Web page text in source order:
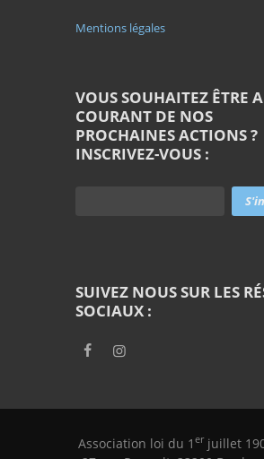
Mentions légales
VOUS SOUHAITEZ ÊTRE
COURANT DE NOS
PROCHAINES ACTIONS ?
INSCRIVEZ-VOUS :
SUIVEZ NOUS SUR LES
SOCIAUX :
Association loi du 1 erjuillet